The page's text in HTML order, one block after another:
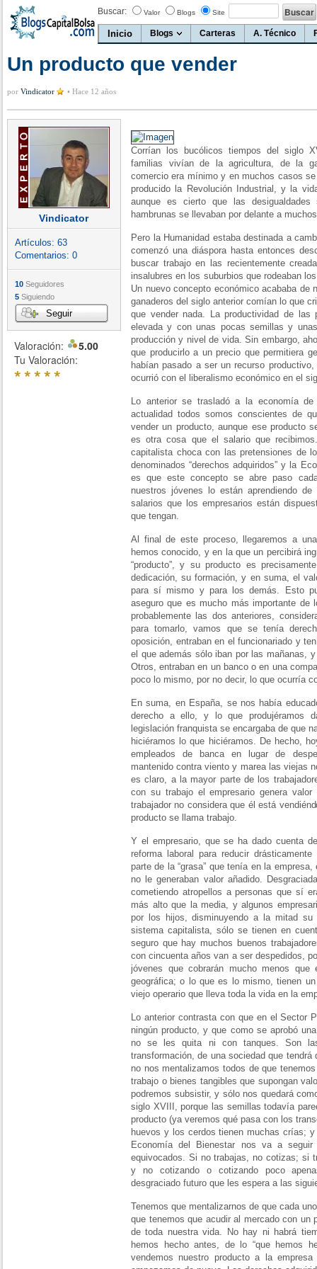
Buscar: Valor Blogs Site
Inicio Blogs Carteras A. Técnico
Un producto que vender
por Vindicator • Hace 12 años
Vindicator
Artículos: 63
Comentarios: 0
10 Seguidores
5 Siguiendo
Seguir
Valoración:
5.00
Tu Valoración:
*****
Corrían los bucólicos tiempos del siglo
familias vivían de la agricultura, de la
comercio era mínimo y en muchos casos
producido la Revolución Industrial, y la
aunque es cierto que las
hambrunas se llevaban por delante a
Pero la Humanidad estaba destinada a
comenzó una diáspora hasta entonces
buscar trabajo en las recientemente
insalubres en los suburbios que rodeaban
Un nuevo concepto económico acababa de
ganaderos del siglo anterior comían lo que
que vender nada. La productividad de
elevada y con unas pocas semillas y
producción y nivel de vida. Sin embargo,
que producirlo a un precio que permitiera
habían pasado a ser un recurso
ocurrió con el liberalismo económico en el
Lo anterior se trasladó a la economía
actualidad todos somos conscientes de
vender un producto, aunque ese producto
es otra cosa que el salario que
capitalista choca con las pretensiones de
denominados “derechos adquiridos” y la
es que este concepto se abre paso
nuestros jóvenes lo están aprendiendo
salarios que los empresarios están
que tengan.
Al final de este proceso, llegaremos a
hemos conocido, y en la que un percibirá
“producto”, y su producto es
dedicación, su formación, y en suma, el
para sí mismo y para los demás. Esto
aseguro que es mucho más importante de
probablemente las dos anteriores,
para tomarlo, vamos que se tenía
oposición, entraban en el funcionariado y
el que además sólo iban por las mañanas,
Otros, entraban en un banco o en una
poco lo mismo, por no decir, lo que ocurría
En suma, en España, se nos había
derecho a ello, y lo que produjéramos
legislación franquista se encargaba de que
hiciéramos lo que hiciéramos. De hecho,
empleados de banca en lugar de
mantenido contra viento y marea las viejas
es claro, a la mayor parte de los
con su trabajo el empresario genera
trabajador no considera que él está
producto se llama trabajo.
Y el empresario, que se ha dado cuenta
reforma laboral para reducir
parte de la “grasa” que tenía en la
no le generaban valor añadido.
cometiendo atropellos a personas que sí
más alto que la media, y algunos
por los hijos, disminuyendo a la mitad
sistema capitalista, sólo se tienen en
seguro que hay muchos buenos
con cincuenta años van a ser despedidos,
jóvenes que cobrarán mucho menos
geográfica; o lo que es lo mismo, tienen un
viejo operario que lleva toda la vida en la
Lo anterior contrasta con que en el Sector
ningún producto, y que como se aprobó
no se les quita ni con tanques. Son
transformación, de una sociedad que
no nos mentalizamos todos de que
trabajo o bienes tangibles que supongan
podremos subsistir, y sólo nos quedará
siglo XVIII, porque las semillas todavía
producto (ya veremos qué pasa con los
huevos y los cerdos tienen muchas crías;
Economía del Bienestar nos va a seguir
equivocados. Si no trabajas, no cotizas; si
y no cotizando o cotizando poco
desgraciado futuro que les espera a las
Tenemos que mentalizarnos de que cada
que tenemos que acudir al mercado con un
de toda nuestra vida. No hay ni habrá
hemos hecho antes, de lo “que hemos
vendemos nuestro producto a la